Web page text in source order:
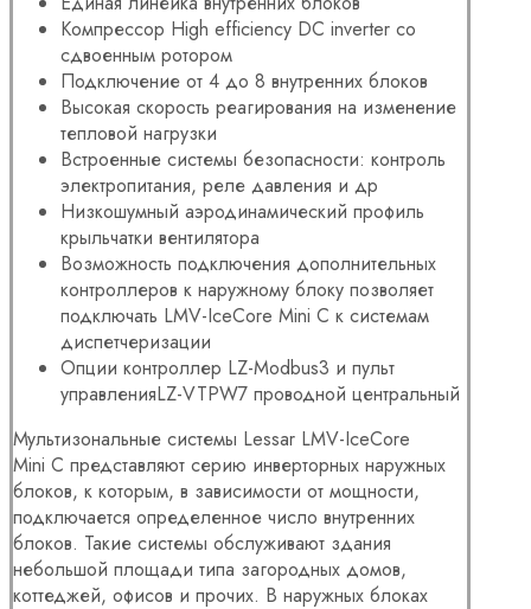
Компрессор High efficiency DC inverter со
сдвоенным ротором
Подключение от 4 до 8 внутренних блоков
Высокая скорость реагирования на изменение
тепловой нагрузки
Встроенные системы безопасности: контроль
электропитания, реле давления и др
Низкошумный аэродинамический профиль
крыльчатки вентилятора
Возможность подключения дополнительных
контроллеров к наружному блоку позволяет
подключать LMV-IceCore Mini C к системам
диспетчеризации
Опции контроллер LZ-Modbus3 и пульт
управленияLZ-VTPW7 проводной центральный
Мультизональные системы Lessar LMV-IceCore
Mini C представляют серию инверторных наружных
блоков, к которым, в зависимости от мощности,
подключается определенное число внутренних
блоков. Такие системы обслуживают здания
небольшой площади типа загородных домов,
коттеджей, офисов и прочих. В наружных блоках